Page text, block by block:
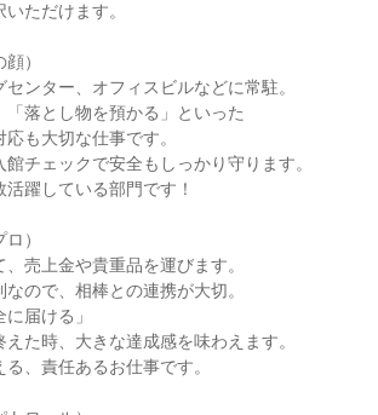
ただけます。
）
ンター、オフィスビルなどに常駐。
「落とし物を預かる」といった
も大切な仕事です。
チェックで安全もしっかり守ります。
躍している部門です！
）
売上金や貴重品を運びます。
ので、相棒との連携が大切。
届ける」
た時、大きな達成感を味わえます。
、責任あるお仕事です。